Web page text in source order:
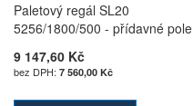
Paletový regál SL20
5256/1800/500 - přídavné pole
9 147,60 Kč
7 560,00 Kč